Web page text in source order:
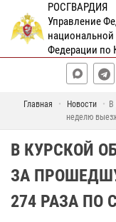
РОСГВАРДИЯ
Управление
национальной
Федерации по
Главная Новости
неделю
В КУРСКОЙ
ЗА
274 РАЗА ПО